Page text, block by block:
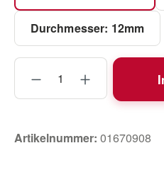
Durchmesser: 12mm
Produkt Anzahl:
Artikelnummer: 01670908